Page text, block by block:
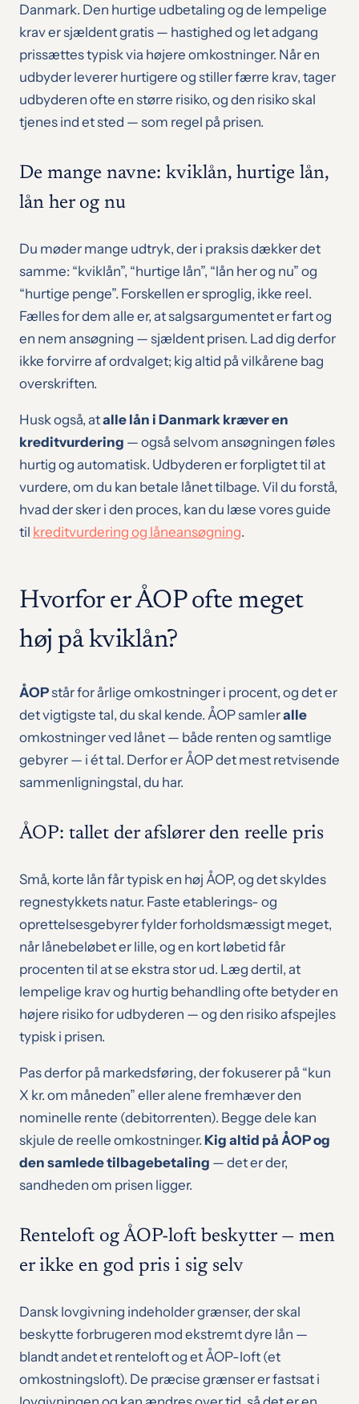
Danmark. Den hurtige udbetaling og de lempelige
krav er sjældent gratis — hastighed og let adgang
prissættes typisk via højere omkostninger. Når en
udbyder leverer hurtigere og stiller færre krav, tager
udbyderen ofte en større risiko, og den risiko skal
tjenes ind et sted — som regel på prisen.
De mange navne: kviklån, hurtige lån,
lån her og nu
Du møder mange udtryk, der i praksis dækker det
samme: “kviklån”, “hurtige lån”, “lån her og nu” og
“hurtige penge”. Forskellen er sproglig, ikke reel.
Fælles for dem alle er, at salgsargumentet er fart og
en nem ansøgning — sjældent prisen. Lad dig derfor
ikke forvirre af ordvalget; kig altid på vilkårene bag
overskriften.
Husk også, atalle lån i Danmark kræver en
kreditvurdering — også selvom ansøgningen føles
hurtig og automatisk. Udbyderen er forpligtet til at
vurdere, om du kan betale lånet tilbage. Vil du forstå,
hvad der sker i den proces, kan du læse vores guide
til kreditvurdering og låneansøgning.
Hvorfor er ÅOP ofte meget
høj på kviklån?
ÅOPstår for årlige omkostninger i procent, og det er
det vigtigste tal, du skal kende. ÅOP samleralle
omkostninger ved lånet — både renten og samtlige
gebyrer — i ét tal. Derfor er ÅOP det mest retvisende
sammenligningstal, du har.
ÅOP: tallet der afslører den reelle pris
Små, korte lån får typisk en høj ÅOP, og det skyldes
regnestykkets natur. Faste etablerings- og
oprettelsesgebyrer fylder forholdsmæssigt meget,
når lånebeløbet er lille, og en kort løbetid får
procenten til at se ekstra stor ud. Læg dertil, at
lempelige krav og hurtig behandling ofte betyder en
højere risiko for udbyderen — og den risiko afspejles
typisk i prisen.
Pas derfor på markedsføring, der fokuserer på “kun
X kr. om måneden” eller alene fremhæver den
nominelle rente (debitorrenten). Begge dele kan
skjule de reelle omkostninger. Kig altid på ÅOP og
den samlede tilbagebetaling — det er der,
sandheden om prisen ligger.
Renteloft og ÅOP-loft beskytter — men
er ikke en god pris i sig selv
Dansk lovgivning indeholder grænser, der skal
beskytte forbrugeren mod ekstremt dyre lån —
blandt andet et renteloft og et ÅOP-loft (et
omkostningsloft). De præcise grænser er fastsat i